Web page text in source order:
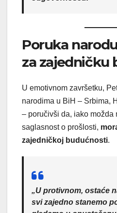
Poruka
za zajedničku
U emotivnom završetku,
narodima u BiH – Srbima,
– poručivši da, iako možda
saglasnost o prošlosti,
zajedničkoj budućnosti.
„U protivnom, ostaće
svi zajedno stanemo